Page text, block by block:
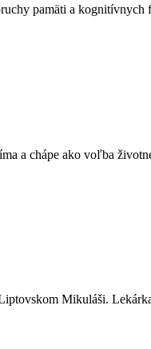
pamäti a kognitívnych
chápe ako voľba
Mikuláši.